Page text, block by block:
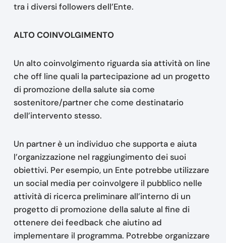
tra i diversi followers dell’Ente.
ALTO COINVOLGIMENTO
Un alto coinvolgimento riguarda sia attività on line
che off line quali la partecipazione ad un progetto
di promozione della salute sia come
sostenitore/partner che come destinatario
dell’intervento stesso.
Un partner è un individuo che supporta e aiuta
l’organizzazione nel raggiungimento dei suoi
obiettivi. Per esempio, un Ente potrebbe utilizzare
un social media per coinvolgere il pubblico nelle
attività di ricerca preliminare all’interno di un
progetto di promozione della salute al fine di
ottenere dei feedback che aiutino ad
implementare il programma. Potrebbe organizzare